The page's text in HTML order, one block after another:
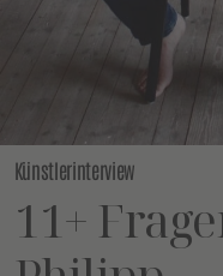
Künstlerinterview
11+